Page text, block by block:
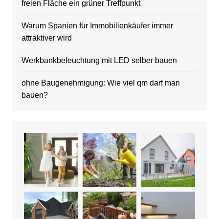
freien Fläche ein grüner Treffpunkt
Warum Spanien für Immobilienkäufer immer
attraktiver wird
Werkbankbeleuchtung mit LED selber bauen
ohne Baugenehmigung: Wie viel qm darf man
bauen?